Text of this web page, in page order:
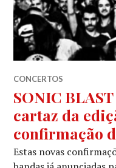
CONCERTOS
SONIC
cartaz da
confirmação
Estas novas